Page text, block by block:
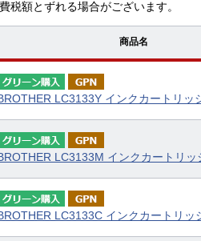
税額とずれる場合がございます。
商品名
LC3133Y インクカートリッ
LC3133M インクカートリ
LC3133C インクカートリッ